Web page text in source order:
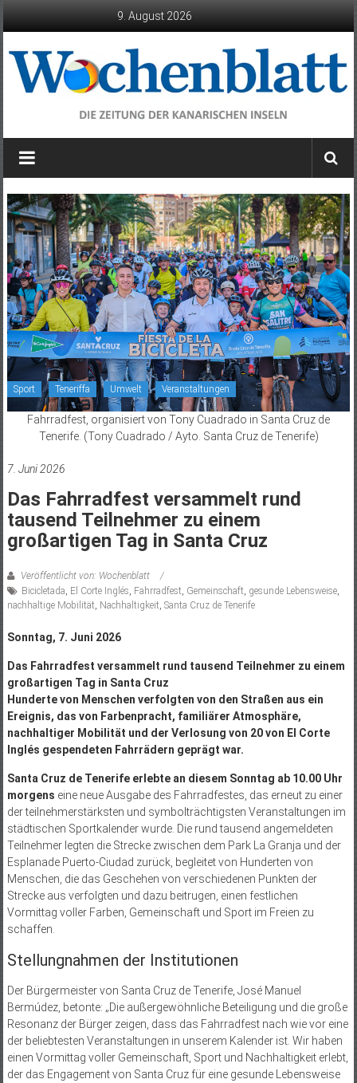
9. August 2026
Wochenblatt
die
der
Kanarischen
Inseln
Sport Teneriffa Umwelt Veranstaltungen
Fahrradfest, organisiert von Tony Cuadrado in Santa Cruz de
Tenerife. (Tony Cuadrado / Ayto. Santa Cruz de Tenerife)
7. Juni 2026
Das Fahrradfest versammelt rund
tausend Teilnehmer zu einem
großartigen Tag in Santa Cruz
Veröffentlicht von: Wochenblatt
Bicicletada El Corte Inglés Fahrradfest Gemeinschaft gesunde Lebensweise,
nachhaltige Mobilität Nachhaltigkeit Santa Cruz de Tenerife
Sonntag, 7. Juni 2026
Das Fahrradfest versammelt rund tausend Teilnehmer zu einem
großartigen Tag in Santa Cruz
Hunderte von Menschen verfolgten von den Straßen aus ein
Ereignis, das von Farbenpracht, familiärer Atmosphäre,
nachhaltiger Mobilität und der Verlosung von 20 von El Corte
Inglés gespendeten Fahrrädern geprägt war.
Santa Cruz de Tenerife erlebte an diesem Sonntag ab 10.00 Uhr
morgens eine neue Ausgabe des Fahrradfestes, das erneut zu einer
der teilnehmerstärksten und symbolträchtigsten Veranstaltungen im
städtischen Sportkalender wurde. Die rund tausend angemeldeten
Teilnehmer legten die Strecke zwischen dem Park La Granja und der
Esplanade Puerto-Ciudad zurück, begleitet von Hunderten von
Menschen, die das Geschehen von verschiedenen Punkten der
Strecke aus verfolgten und dazu beitrugen, einen festlichen
Vormittag voller Farben, Gemeinschaft und Sport im Freien zu
schaffen.
Stellungnahmen der Institutionen
Der Bürgermeister von Santa Cruz de Tenerife, José Manuel
Bermúdez, betonte: „Die außergewöhnliche Beteiligung und die große
Resonanz der Bürger zeigen, dass das Fahrradfest nach wie vor eine
der beliebtesten Veranstaltungen in unserem Kalender ist. Wir haben
einen Vormittag voller Gemeinschaft, Sport und Nachhaltigkeit erlebt,
der das Engagement von Santa Cruz für eine gesunde Lebensweise